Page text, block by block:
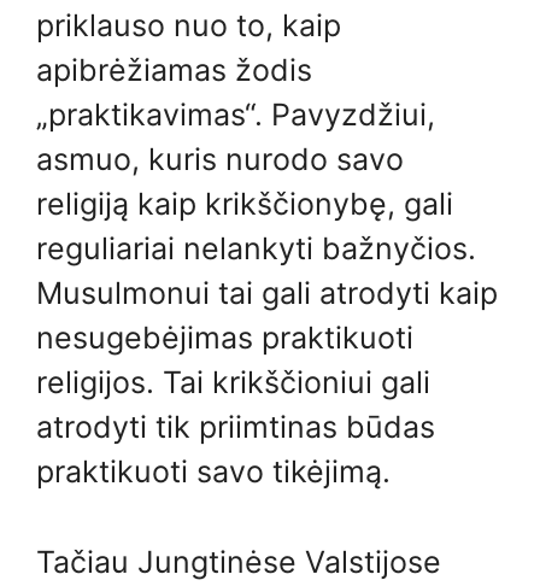
priklauso nuo to, kaip
apibrėžiamas žodis
„praktikavimas“. Pavyzdžiui,
asmuo, kuris nurodo savo
religiją kaip krikščionybę, gali
reguliariai nelankyti bažnyčios.
Musulmonui tai gali atrodyti kaip
nesugebėjimas praktikuoti
religijos. Tai krikščioniui gali
atrodyti tik priimtinas būdas
praktikuoti savo tikėjimą.
Tačiau Jungtinėse Valstijose